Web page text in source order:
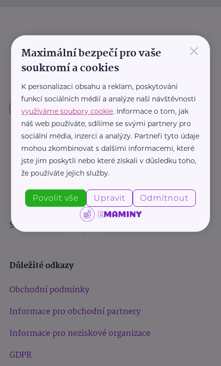
Sledujte nás:
Důležité odkazy
Obchodní podmínky
Informace pro obchodní partnery
Informace pro neziskové organizace
GDPR
×
Maximální bezpečí pro vaše
soukromí a cookies
K personalizaci obsahu a reklam, poskytování
funkcí sociálních médií a analýze naší návštěvnosti
využíváme soubory cookie. Informace o tom, jak
náš web používáte, sdílíme se svými partnery pro
sociální média, inzerci a analýzy. Partneři tyto údaje
mohou zkombinovat s dalšími informacemi, které
jste jim poskytli nebo které získali v důsledku toho,
že používáte jejich služby.
Povolit vše Upravit Odmítnout